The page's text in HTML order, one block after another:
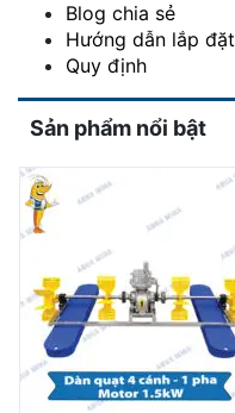
Blog chia sẻ
Hướng dẫn lắp đặt
Quy định
Sản phẩm nổi bật